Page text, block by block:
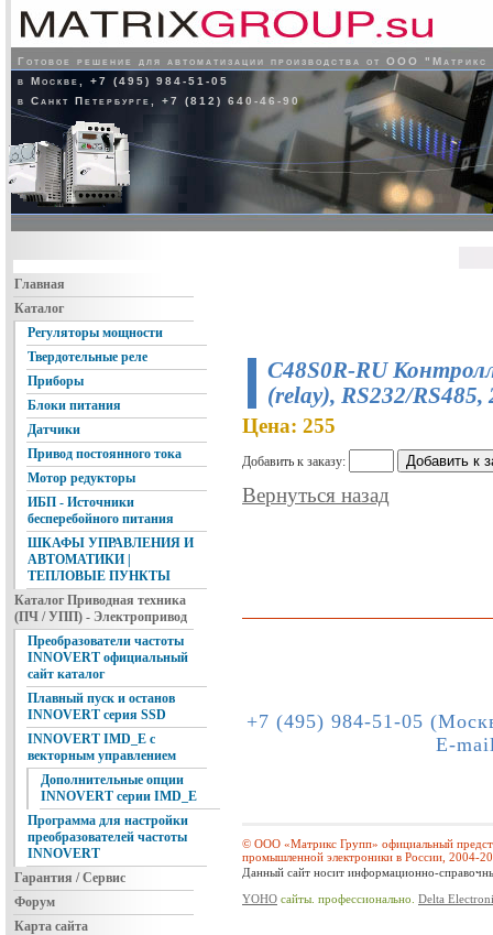
Готовое решение для автоматизации производства от ООО "Матрикс
в Москве, +7 (495) 984-51-05
в Санкт Петербурге, +7 (812) 640-46-90
Главная
Каталог
Регуляторы мощности
Твердотельные реле
Приборы
Блоки питания
Датчики
Привод постоянного тока
Мотор редукторы
ИБП - Источники
бесперебойного питания
ШКАФЫ УПРАВЛЕНИЯ И
АВТОМАТИКИ |
ТЕПЛОВЫЕ ПУНКТЫ
Каталог Приводная техника
(ПЧ / УПП) - Электропривод
Преобразователи частоты
INNOVERT официальный
сайт каталог
Плавный пуск и останов
INNOVERT серия SSD
INNOVERT IMD_E с
векторным управлением
Дополнительные опции
INNOVERT серии IMD_E
Программа для настройки
преобразователей частоты
INNOVERT
Гарантия / Сервис
Форум
Карта сайта
C48S0R-RU
(relay), RS232/
Цена: 255
Добавить к заказу:
Вернуться назад
+7 (495) 984-51-05
E-
© ООО «Матрикс Групп» официальный
промышленной электроники в России, 2004-
Данный сайт носит информационно-
YOHO сайты. профессионально. Delta